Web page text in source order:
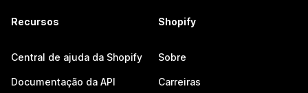
Recursos
Central de ajuda da Shopify
Documentação da API
Shopify
Sobre
Carreiras